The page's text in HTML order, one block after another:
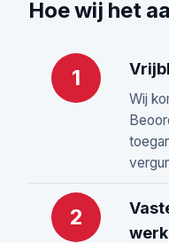
Hoe wij het
1
Wij
2